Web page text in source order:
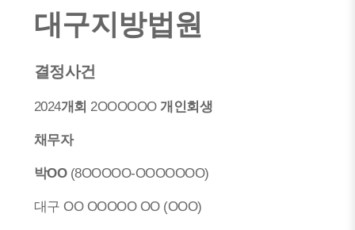
대구지방법원
결정사건
2024개회 2OOOOOO개인회생
채무자
박OO (8OOOOO-OOOOOOO)
대구 OO OOOOO OO (OOO)